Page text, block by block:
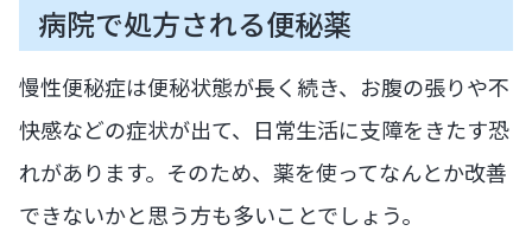
病院で処方される便秘薬
慢性便秘症は便秘状態が長く続き、お腹の張りや不
快感などの症状が出て、日常生活に支障をきたす恐
れがあります。そのため、薬を使ってなんとか改善
できないかと思う方も多いことでしょう。